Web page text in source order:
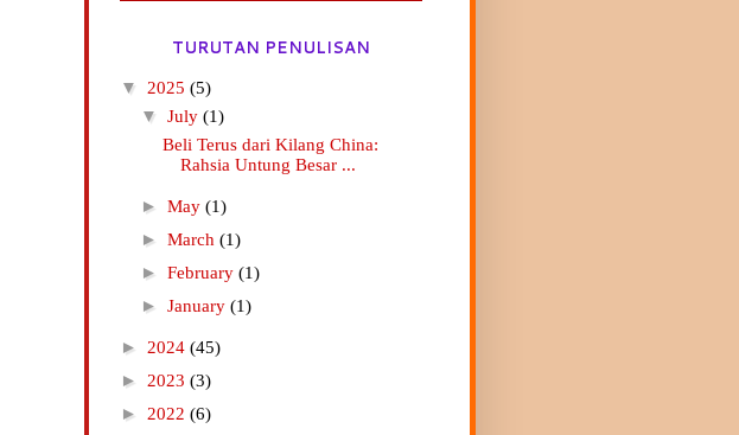
TURUTAN PENULISAN
▼ 2025 (5)
▼July(1)
Beli Terus dari Kilang China:
Rahsia Untung Besar ...
►May(1)
►March(1)
►February(1)
►January(1)
► 2024 (45)
► 2023 (3)
► 2022 (6)